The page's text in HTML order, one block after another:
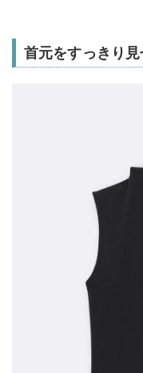
首元をすっきり